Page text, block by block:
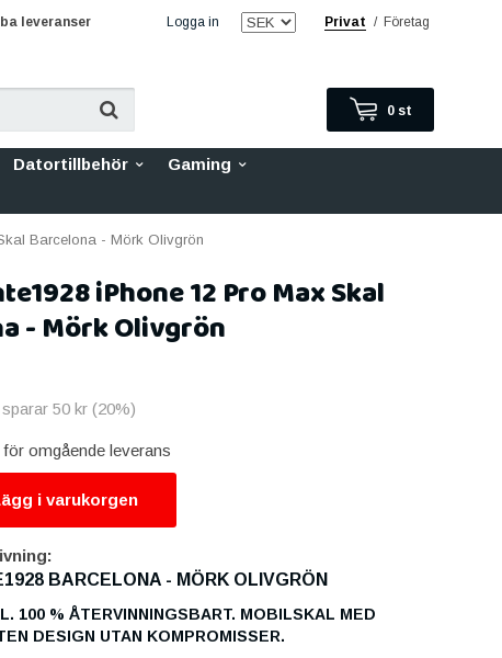
Logga in Privat / Företag
leveranser
0 st
Datortillbehör
Gaming
Barcelona - Mörk Olivgrön
iPhone 12 Pro Max Skal
- Mörk Olivgrön
50 kr(20%)
omgående leverans
i varukorgen
BARCELONA - MÖRK OLIVGRÖN
100 % ÅTERVINNINGSBART. MOBILSKAL MED
DESIGN UTAN KOMPROMISSER.